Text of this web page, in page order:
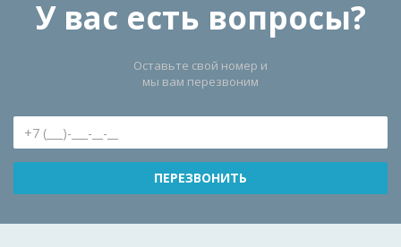
У вас есть вопросы?
Оставьте свой номер и
мы вам перезвоним